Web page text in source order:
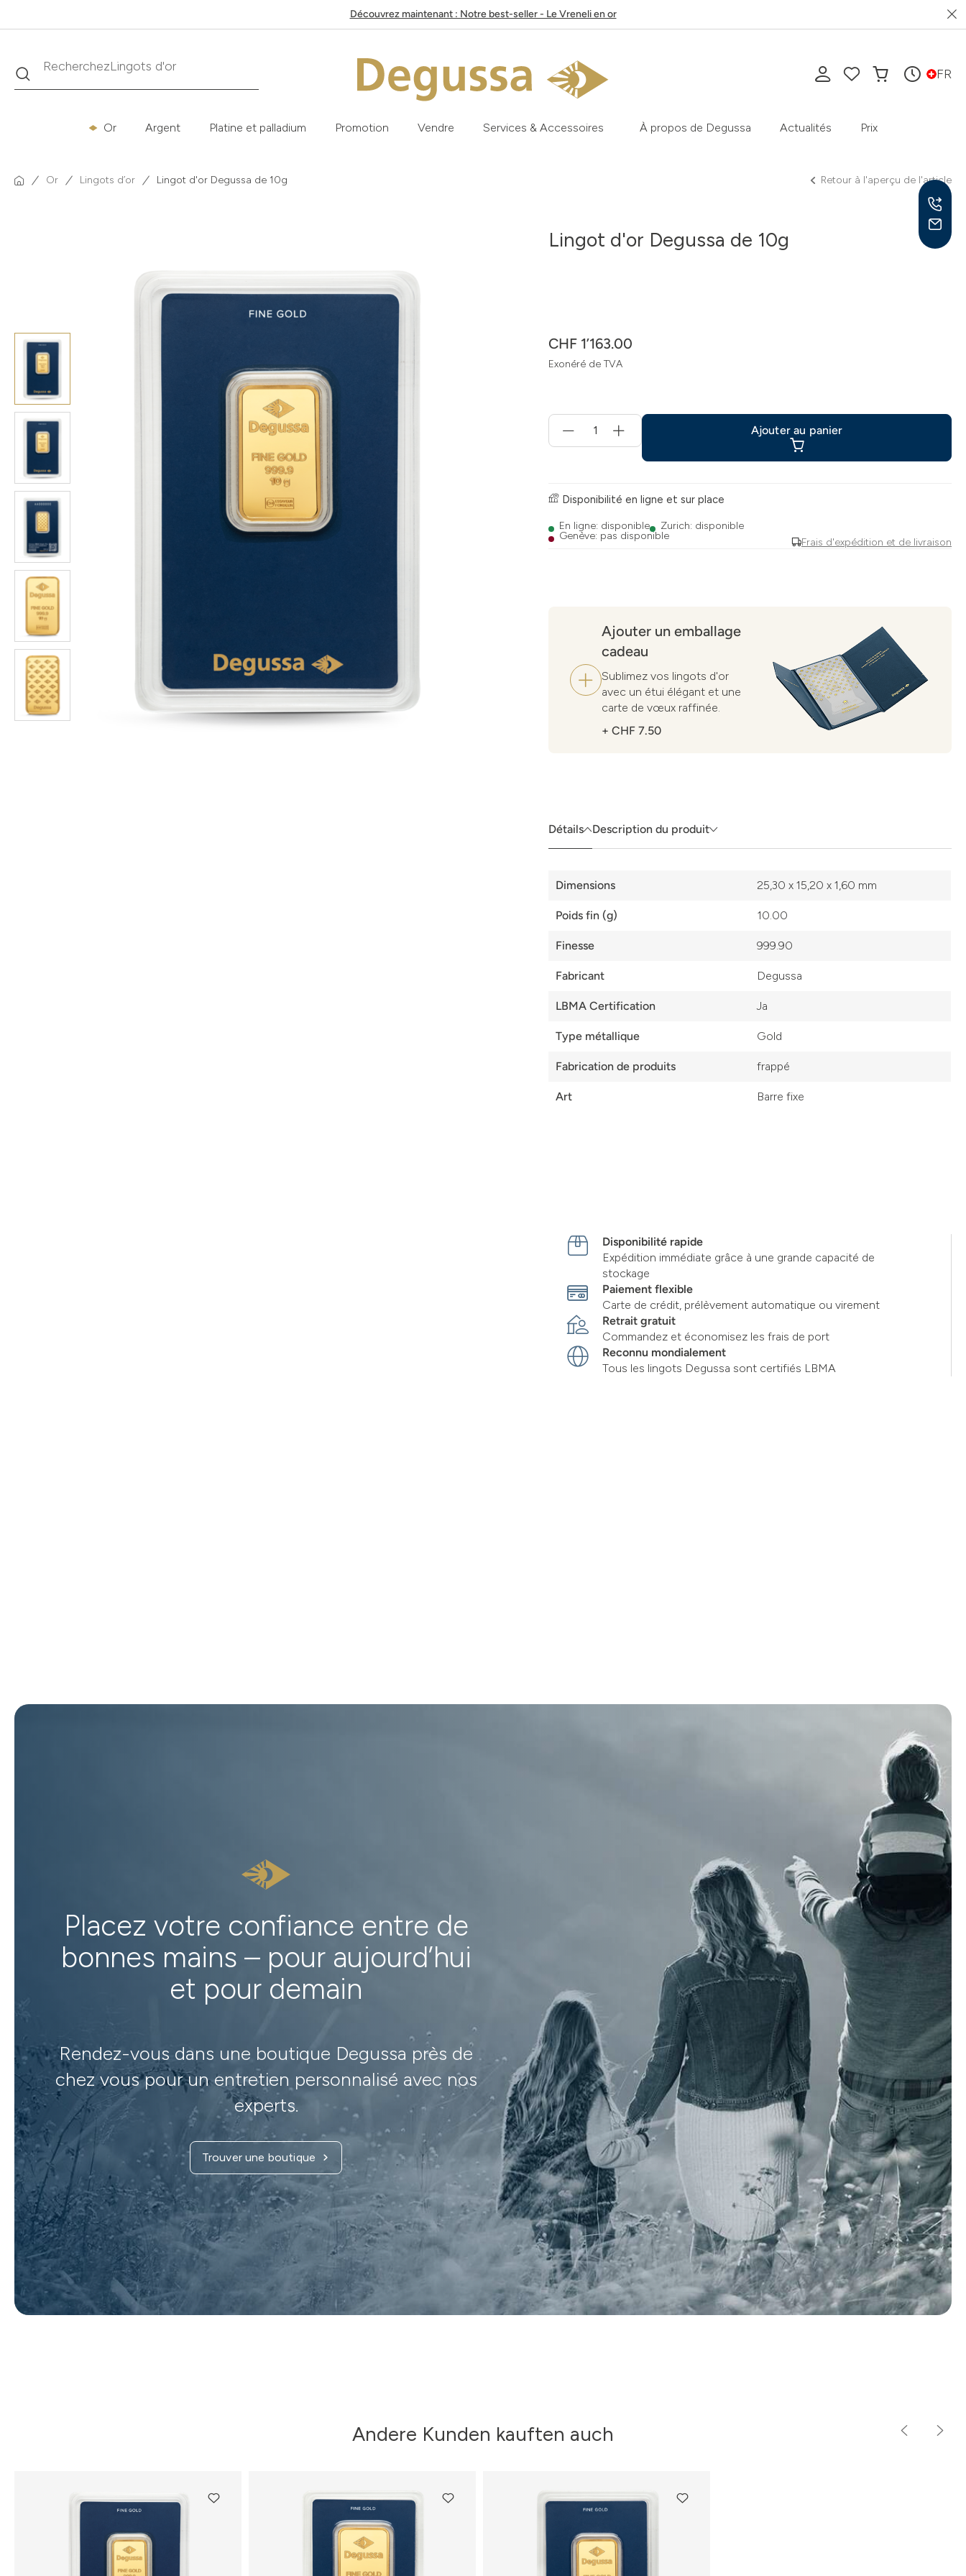
Découvrez maintenant : Notre best-seller - Le Vreneli en or
RechercheRecherchezKrugerrand FR
Or Argent Platine et palladium Promotion Vendre Services & Accessoires À propos de Degussa Actualités Prix
Or Lingots d’or Lingot d'or Degussa de 10g Retour à l'aperçu de l'article
Lingot d'or Degussa de 10g
CHF 1’163.00
Exonéré de TVA
Frais d'expédition et de livraison
für
Ajouter
Ajouter au panier
Disponibilité en ligne et sur place
En ligne: disponible
Zurich: disponible
Genève: pas disponible
Ajouter un emballage
cadeau
Sublimez vos lingots d'or
avec un étui élégant et une
carte de vœux raffinée.
+ CHF 7.50
Détails Description du produit
Détails
Dimensions 25,30 x 15,20 x 1,60 mm
Poids fin (g) 10.00
Finesse 999.90
Fabricant Degussa
LBMA Certification Ja
Type métallique Gold
Fabrication de produits frappé
Art Barre fixe
Disponibilité rapide
Expédition immédiate grâce à une grande capacité de
stockage
Paiement flexible
Carte de crédit, prélèvement automatique ou virement
Retrait gratuit
Commandez et économisez les frais de port
Reconnu mondialement
Tous les lingots Degussa sont certifiés LBMA
Placez votre confiance entre de
bonnes mains – pour aujourd’hui
et pour demain
Rendez-vous dans une boutique Degussa près de
chez vous pour un entretien personnalisé avec nos
experts.
Trouver une boutique
Andere Kunden kauften auch